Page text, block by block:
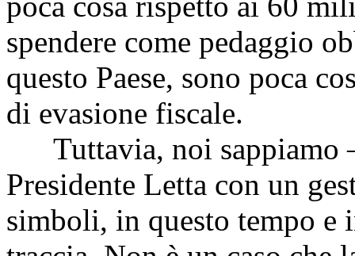
spendere come pedaggio
questo Paese, sono poca
di evasione fiscale.
Tuttavia, noi sappiamo
Presidente Letta con un
simboli, in questo tempo e